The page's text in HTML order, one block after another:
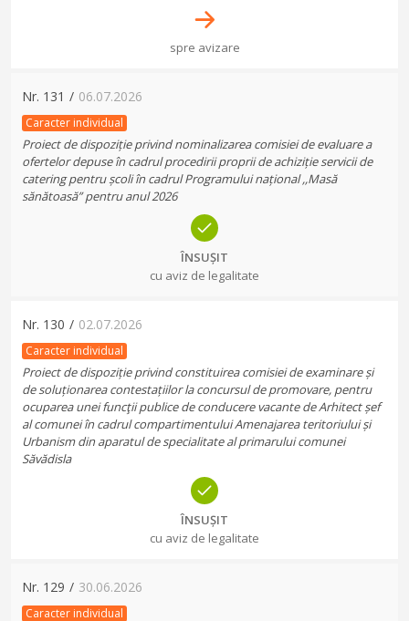
spre avizare
Nr. 131 / 06.07.2026
Caracter individual
Proiect de dispoziție privind nominalizarea comisiei de evaluare a
ofertelor depuse în cadrul procedirii proprii de achiziție servicii de
catering pentru școli în cadrul Programului național ,,Masă
sănătoasă” pentru anul 2026
ÎNSUȘIT
cu aviz de legalitate
Nr. 130 / 02.07.2026
Caracter individual
Proiect de dispoziție privind constituirea comisiei de examinare și
de soluționarea contestațiilor la concursul de promovare, pentru
ocuparea unei funcţii publice de conducere vacante de Arhitect șef
al comunei în cadrul compartimentului Amenajarea teritoriului și
Urbanism din aparatul de specialitate al primarului comunei
Săvădisla
ÎNSUȘIT
cu aviz de legalitate
Nr. 129 / 30.06.2026
Caracter individual